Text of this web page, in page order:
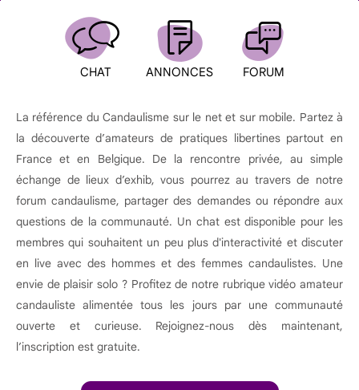
CHAT ANNONCES FORUM
La référence du Candaulisme sur le net et sur mobile. Partez à
la découverte d’amateurs de pratiques libertines partout en
France et en Belgique. De la rencontre privée, au simple
échange de lieux d’exhib, vous pourrez au travers de notre
forum candaulisme, partager des demandes ou répondre aux
questions de la communauté. Un chat est disponible pour les
membres qui souhaitent un peu plus d'interactivité et discuter
en live avec des hommes et des femmes candaulistes. Une
envie de plaisir solo ? Profitez de notre rubrique vidéo amateur
candauliste alimentée tous les jours par une communauté
ouverte et curieuse. Rejoignez-nous dès maintenant,
l’inscription est gratuite.